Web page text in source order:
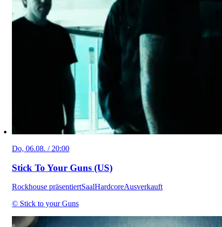
Do, 06.08. / 20:00
Stick To Your Guns (US)
Rockhouse präsentiertSaalHardcoreAusverkauft
© Stick to your Guns